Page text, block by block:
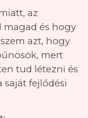
az
magad és hogy
azt, hogy
mert
tud létezni és
saját fejlődési